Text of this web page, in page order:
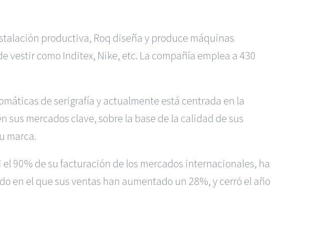
productiva, Roq diseña y produce máquinas
como Inditex, Nike, etc. La compañía emplea a 430
de serigrafía y actualmente está centrada en la
mercados clave, sobre la base de la calidad de sus
marca.
90% de su facturación de los mercados internacionales, ha
el que sus ventas han aumentado un 28%, y cerró el año